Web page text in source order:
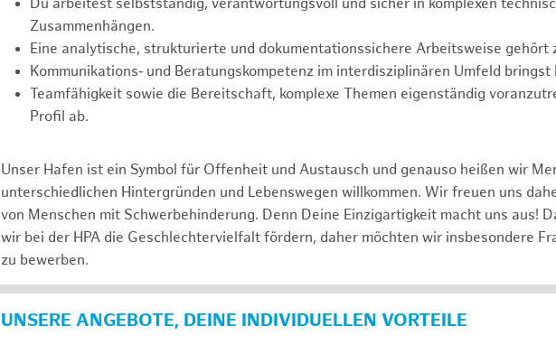
Du arbeitest selbstständig, verantwortungsvoll und sicher in komplexen
Zusammenhängen.
Eine analytische, strukturierte und dokumentationssichere Arbeitsweise gehört
Kommunikations‑ und Beratungskompetenz im interdisziplinären Umfeld bringst
Teamfähigkeit sowie die Bereitschaft, komplexe Themen eigenständig
Profil ab.
Unser Hafen ist ein Symbol für Offenheit und Austausch und genauso heißen wir
unterschiedlichen Hintergründen und Lebenswegen willkommen. Wir freuen uns
von Menschen mit Schwerbehinderung. Denn Deine Einzigartigkeit macht uns aus!
wir bei der HPA die Geschlechtervielfalt fördern, daher möchten wir insbesondere
zu bewerben.
UNSERE ANGEBOTE, DEINE INDIVIDUELLEN VORTEILE